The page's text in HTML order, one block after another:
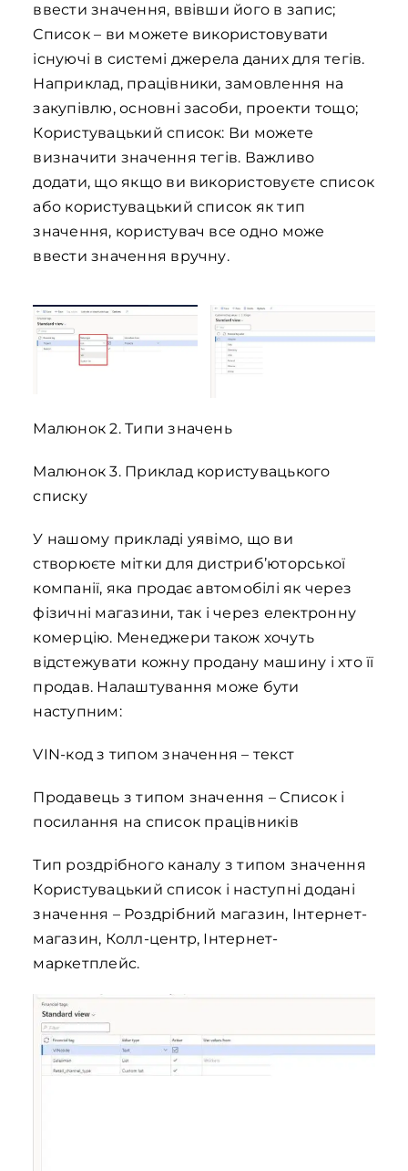
ввести значення, ввівши його в запис;
Список – ви можете використовувати
існуючі в системі джерела даних для тегів.
Наприклад, працівники, замовлення на
закупівлю, основні засоби, проекти тощо;
Користувацький список: Ви можете
визначити значення тегів. Важливо
додати, що якщо ви використовуєте список
або користувацький список як тип
значення, користувач все одно може
ввести значення вручну.
Малюнок 2. Типи значень
Малюнок 3. Приклад користувацького
списку
У нашому прикладі уявімо, що ви
створюєте мітки для дистриб’юторської
компанії, яка продає автомобілі як через
фізичні магазини, так і через електронну
комерцію. Менеджери також хочуть
відстежувати кожну продану машину і хто її
продав. Налаштування може бути
наступним:
VIN-код з типом значення – текст
Продавець з типом значення – Список і
посилання на список працівників
Тип роздрібного каналу з типом значення
Користувацький список і наступні додані
значення – Роздрібний магазин, Інтернет-
магазин, Колл-центр, Інтернет-
маркетплейс.